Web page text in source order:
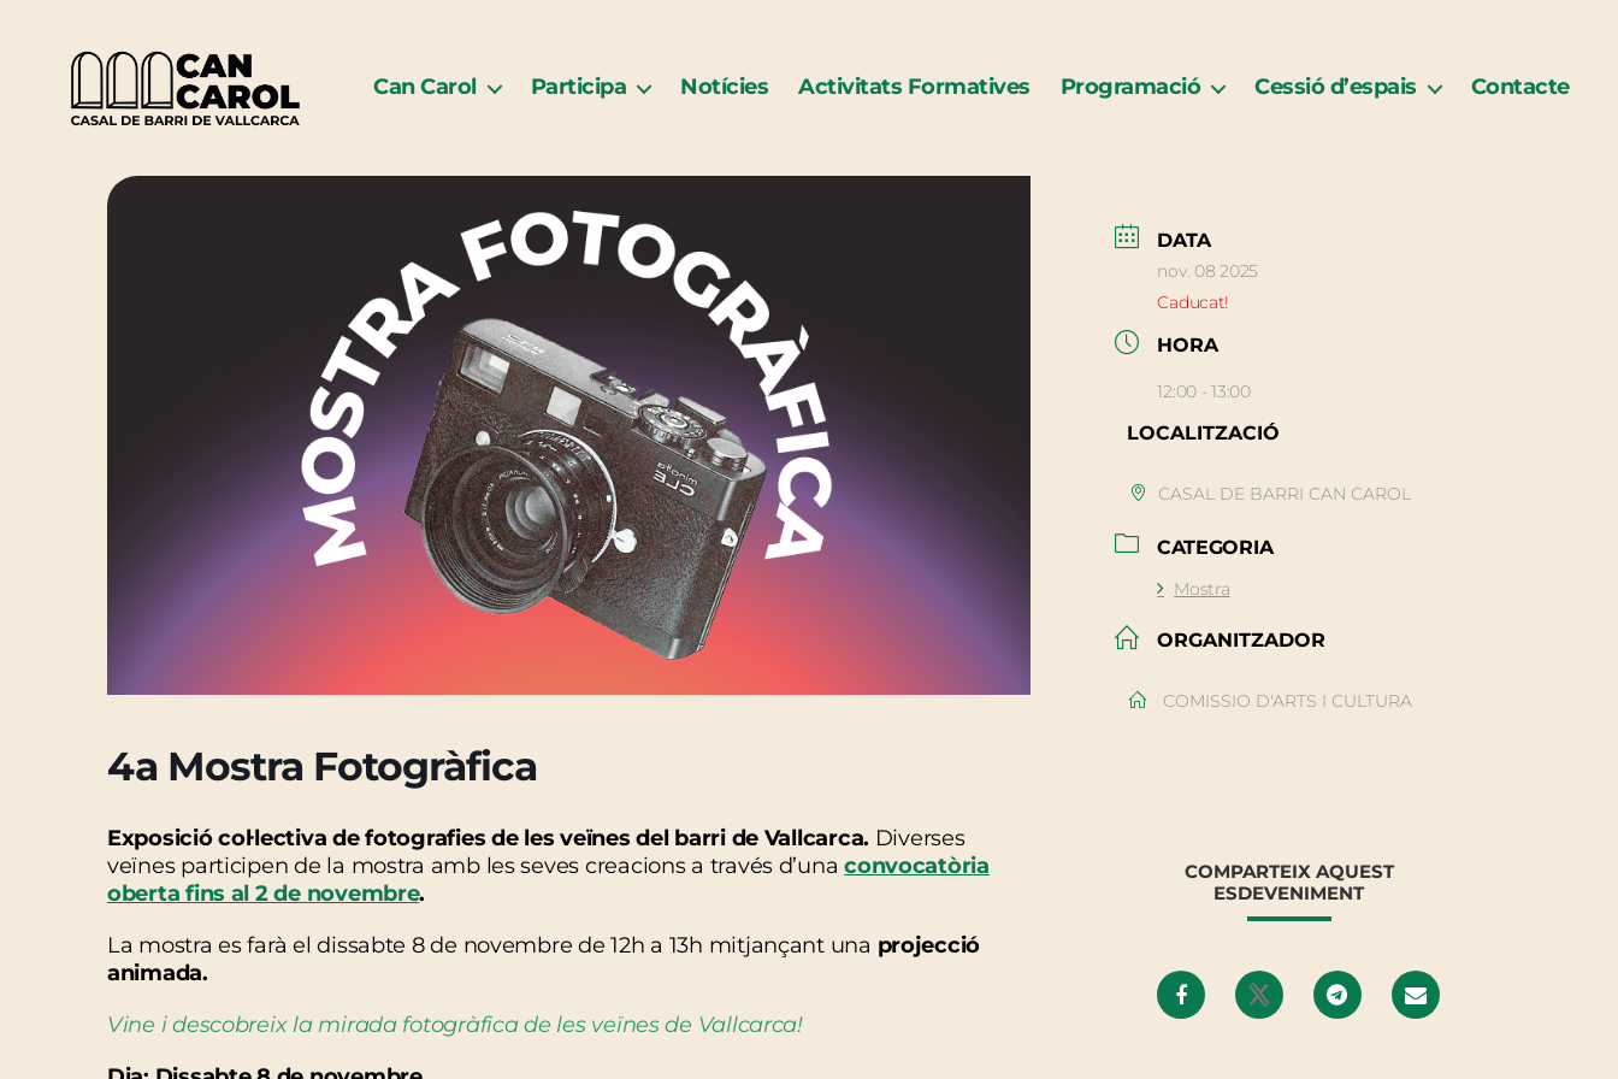
Can Carol Participa Notícies Activitats Formatives Programació Cessió d’espais Contacte
4a Mostra Fotogràfica
Exposició col·lectiva de fotografies de les veïnes del barri de Vallcarca. Diverses
veïnes participen de la mostra amb les seves creacions a través d’unaconvocatòria
oberta fins al 2 de novembre.
La mostra es farà el dissabte 8 de novembre de 12h a 13h mitjançant una projecció
animada.
Vine i descobreix la mirada fotogràfica de les veïnes de Vallcarca!
DATA
nov. 08 2025
Caducat!
HORA
12:00 - 13:00
LOCALITZACIÓ
CASAL DE BARRI CAN CAROL
CATEGORIA
Mostra
ORGANITZADOR
COMISSIO D'ARTS I CULTURA
COMPARTEIX AQUEST
ESDEVENIMENT